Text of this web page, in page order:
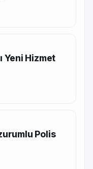
Yeni Hizmet
Polis